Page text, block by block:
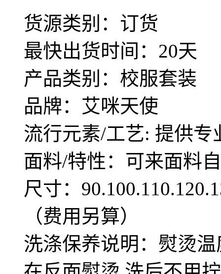
货源类别：订货
最快出货时间：20天
产品类别：校服套装
品牌：艾咪天使
流行元素/工艺: 提供专
面料/特性：可来面料
尺寸：
（费用另算）
洗涤保养说明：熨烫